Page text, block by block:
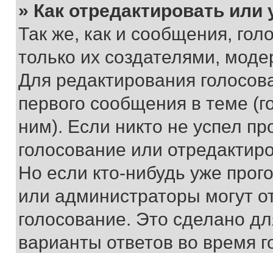
» Как отредактировать
Так же, как и сообщения,
только их создателями,
Для редактирования
первого сообщения в теме
ним). Если никто не успел
голосование или
Но если кто-нибудь уже
или администраторы могут
голосование. Это сделано
варианты ответов во время